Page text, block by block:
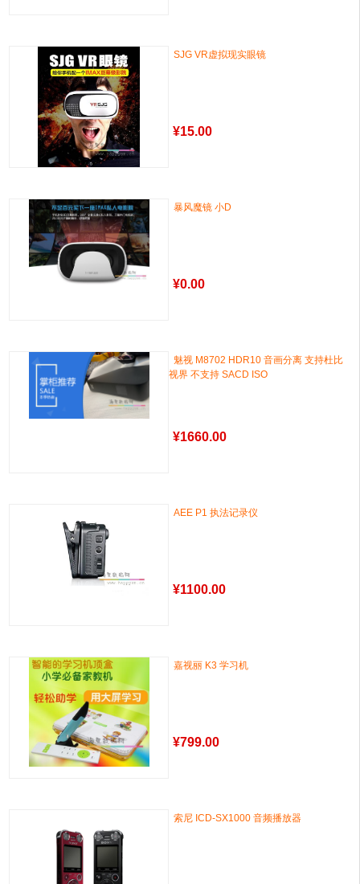
SJG VR虚拟现实眼镜
¥15.00
暴风魔镜 小D
¥0.00
魅视 M8702 HDR10 音画分离 支持杜比
视界 不支持 SACD ISO
¥1660.00
AEE P1 执法记录仪
¥1100.00
嘉视丽 K3 学习机
¥799.00
索尼 ICD-SX1000 音频播放器